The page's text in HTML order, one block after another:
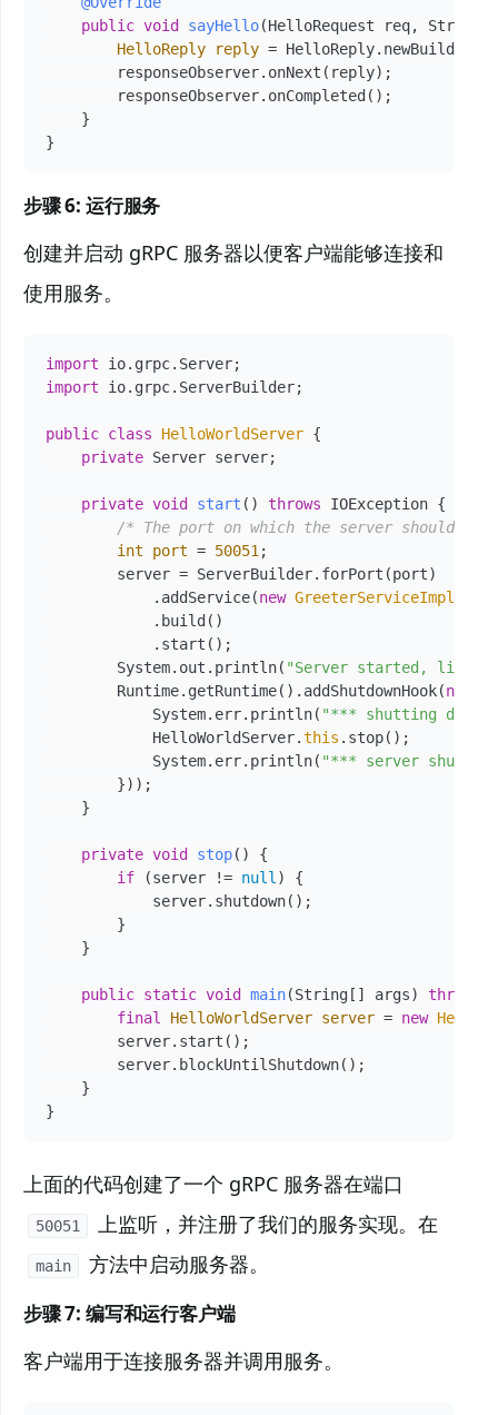
public void sayHello(HelloRequest req,
HelloReply
reply =
        responseObserver.onNext(reply);
        responseObserver.onCompleted();
    }
}
步骤 6: 运行服务
创建并启动 gRPC 服务器以便客户端能够连接和
使用服务。
import
import io.grpc.ServerBuilder;
public class HelloWorldServer {
private Server server;
private void start () throws IOException {
/* The port on which the server should
int
port = 50051 ;
        server = ServerBuilder.forPort(port)
            .addService(
new GreeterServiceImpl
            .build()
            .start();
        System.out.println(
"Server started,
        Runtime.getRuntime().addShutdownHook(
new
            System.err.println(
"*** shutting down
            HelloWorldServer.
this .stop();
            System.err.println(
"*** server shut
        }));
    }
private void stop()
{
if (server != null ) {
            server.shutdown();
        }
    }
public static void main(String[] args) throws
final
HelloWorldServer server = new
        server.start();
        server.blockUntilShutdown();
    }
}
上面的代码创建了一个 gRPC 服务器在端口
50051 上监听，并注册了我们的服务实现。在
main 方法中启动服务器。
步骤 7: 编写和运行客户端
客户端用于连接服务器并调用服务。